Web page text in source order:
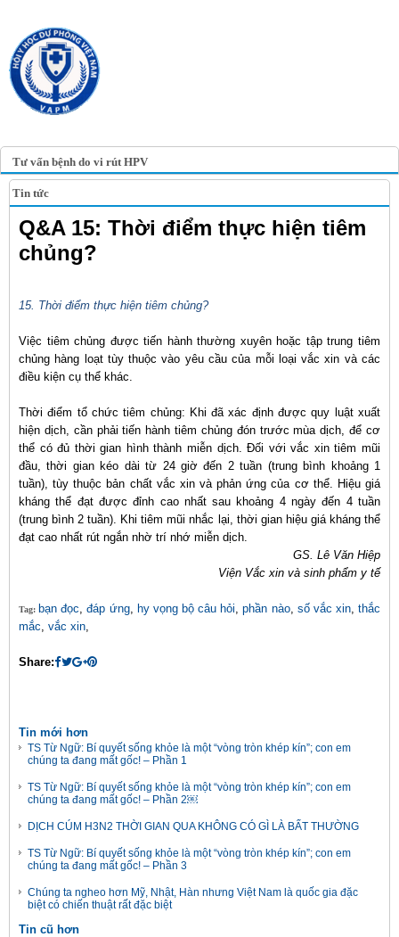
Tư vấn bệnh do vi rút HPV
Tin tức
Q&A 15: Thời điểm thực hiện tiêm
chủng?
15. Thời điểm thực hiện tiêm chủng?
Việc tiêm chủng được tiến hành thường xuyên hoặc tập trung tiêm
chủng hàng loạt tùy thuộc vào yêu cầu của mỗi loại vắc xin và các
điều kiện cụ thể khác.
Thời điểm tổ chức tiêm chủng: Khi đã xác định được quy luật xuất
hiện dịch, cần phải tiến hành tiêm chủng đón trước mùa dịch, để cơ
thể có đủ thời gian hình thành miễn dịch. Đối với vắc xin tiêm mũi
đầu, thời gian kéo dài từ 24 giờ đến 2 tuần (trung bình khoảng 1
tuần), tùy thuộc bản chất vắc xin và phản ứng của cơ thể. Hiệu giá
kháng thể đạt được đỉnh cao nhất sau khoảng 4 ngày đến 4 tuần
(trung bình 2 tuần). Khi tiêm mũi nhắc lại, thời gian hiệu giá kháng thể
đạt cao nhất rút ngắn nhờ trí nhớ miễn dịch.
GS. Lê Văn Hiệp
Viện Vắc xin và sinh phẩm y tế
Tag: bạn đọc,đáp ứng, hy vọng bộ câu hỏi,phần nào, số vắc xin,thắc
mắc, vắc xin,
Share:
Tin mới hơn
TS Từ Ngữ: Bí quyết sống khỏe là một “vòng tròn khép kín”; con em
chúng ta đang mất gốc! – Phần 1
TS Từ Ngữ: Bí quyết sống khỏe là một “vòng tròn khép kín”; con em
chúng ta đang mất gốc! – Phần 2￼
DỊCH CÚM H3N2 THỜI GIAN QUA KHÔNG CÓ GÌ LÀ BẤT THƯỜNG
TS Từ Ngữ: Bí quyết sống khỏe là một “vòng tròn khép kín”; con em
chúng ta đang mất gốc! – Phần 3
Chúng ta ngheo hơn Mỹ, Nhật, Hàn nhưng Việt Nam là quốc gia đặc
biệt có chiến thuật rất đặc biệt
Tin cũ hơn